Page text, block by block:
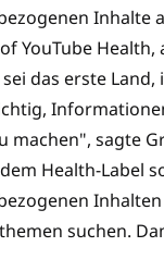
Inhalte
YouTube
das erste
machen", sagte
Health-Label
suchen.